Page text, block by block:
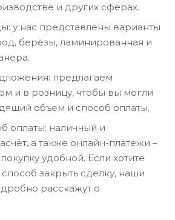
и других сферах.
у нас представлены варианты
берёзы, ламинированная и
предлагаем
и в розницу, чтобы вы могли
объем и способ оплаты.
оплаты: наличный и
а также онлайн-платежи –
удобной. Если хотите
закрыть сделку, наши
расскажут о